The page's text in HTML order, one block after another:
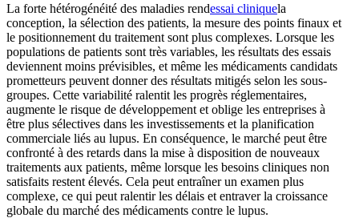
La forte hétérogénéité des maladies rendessai cliniquela
conception, la sélection des patients, la mesure des points finaux et
le positionnement du traitement sont plus complexes. Lorsque les
populations de patients sont très variables, les résultats des essais
deviennent moins prévisibles, et même les médicaments candidats
prometteurs peuvent donner des résultats mitigés selon les sous-
groupes. Cette variabilité ralentit les progrès réglementaires,
augmente le risque de développement et oblige les entreprises à
être plus sélectives dans les investissements et la planification
commerciale liés au lupus. En conséquence, le marché peut être
confronté à des retards dans la mise à disposition de nouveaux
traitements aux patients, même lorsque les besoins cliniques non
satisfaits restent élevés. Cela peut entraîner un examen plus
complexe, ce qui peut ralentir les délais et entraver la croissance
globale du marché des médicaments contre le lupus.